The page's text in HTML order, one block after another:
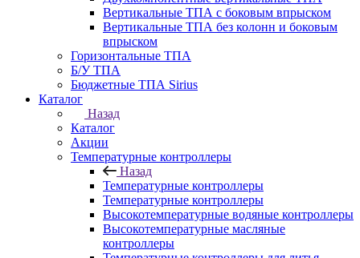
Вертикальные ТПА с боковым впрыском
Вертикальные ТПА без колонн и боковым
впрыском
Горизонтальные ТПА
Б/У ТПА
Бюджетные ТПА Sirius
Каталог
Назад
Каталог
Акции
Температурные контроллеры
Назад
Температурные контроллеры
Температурные контроллеры
Высокотемпературные водяные контроллеры
Высокотемпературные масляные
контроллеры